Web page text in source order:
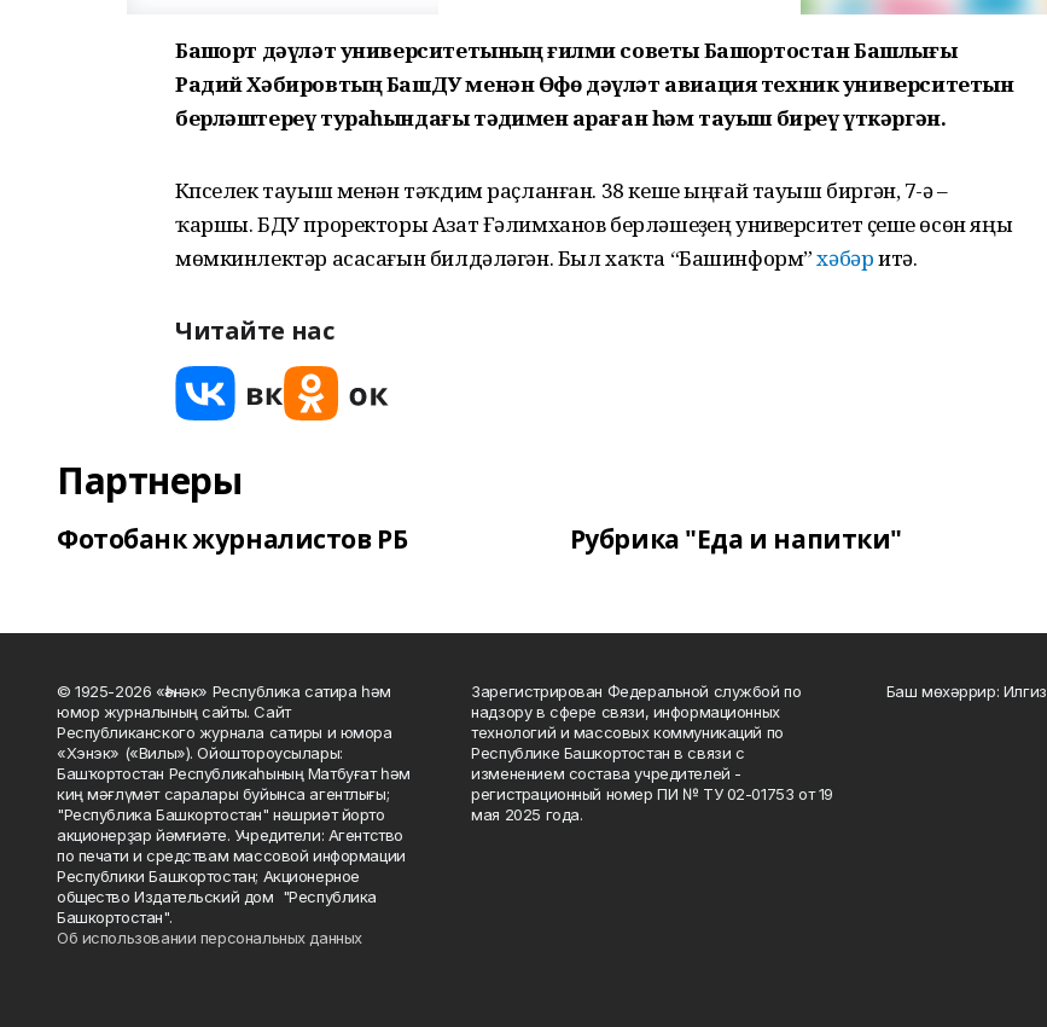
Башҡорт дәүләт университетының ғилми советы Башҡортостан Башлығы
Радий Хәбировтың БашДУ менән Өфө дәүләт авиация техник университетын
берләштереү тураһындағы тәҡдимен ҡараған һәм тауыш биреү үткәргән.
Күпселек тауыш менән тәҡдим раҫланған. 38 кеше ыңғай тауыш биргән, 7-әү –
ҡаршы. БДУ проректоры Азат Ғәлимханов берләшеүҙең университет үҫеше өсөн яңы
мөмкинлектәр асасағын билдәләгән. Был хаҡта “Башинформ”хәбәритә.
Читайте нас
Партнеры
Фотобанк журналистов РБ Рубрика "Еда и напитки"
© 1925-2026 «Һәнәк» Республика сатира һәм
юмор журналының сайты. Сайт
Республиканского журнала сатиры и юмора
«Хэнэк» («Вилы»). Ойоштороусылары:
Башҡортостан Республикаһының Матбуғат һәм
киң мәғлүмәт саралары буйынса агентлығы;
"Республика Башкортостан" нәшриәт йорто
акционерҙар йәмғиәте. Учредители: Агентство
по печати и средствам массовой информации
Республики Башкортостан; Акционерное
общество Издательский дом "Республика
Башкортостан".
Об использовании персональных данных
Зарегистрирован Федеральной службой по
надзору в сфере связи, информационных
технологий и массовых коммуникаций по
Республике Башкортостан в связи с
изменением состава учредителей -
регистрационный номер ПИ № ТУ 02-01753 от 19
мая 2025 года.
Баш мөхәррир: